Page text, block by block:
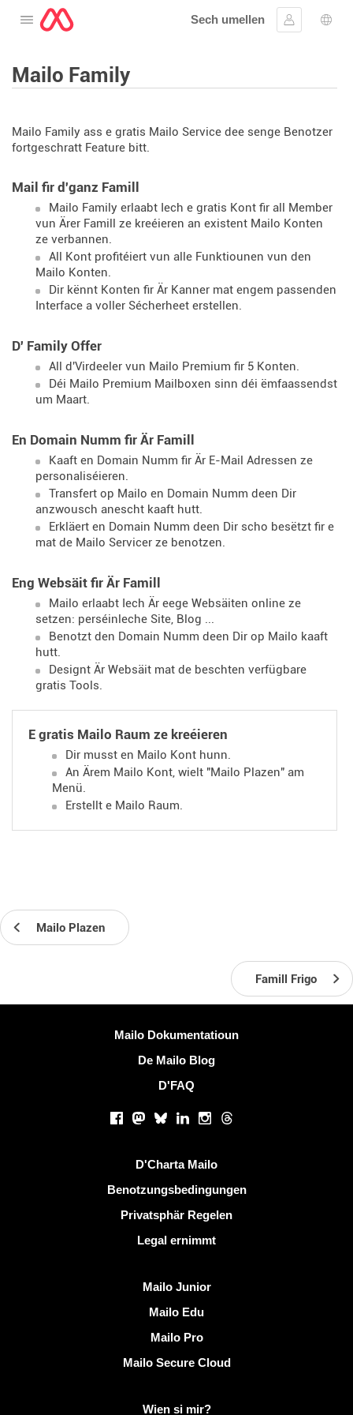
Oppen de Menü
Sech umellen
Umellen
Mailo Family
Mailo Family ass e gratis Mailo Service dee senge Benotzer
fortgeschratt Feature bitt.
Mail fir d'ganz Famill
Mailo Family erlaabt Iech e gratis Kont fir all Member
vun Ärer Famill ze kreéieren an existent Mailo Konten
ze verbannen.
All Kont profitéiert vun alle Funktiounen vun den
Mailo Konten.
Dir kënnt Konten fir Är Kanner mat engem passenden
Interface a voller Sécherheet erstellen.
D' Family Offer
All d'Virdeeler vun Mailo Premium fir 5 Konten.
Déi Mailo Premium Mailboxen sinn déi ëmfaassendst
um Maart.
En Domain Numm fir Är Famill
Kaaft en Domain Numm fir Är E-Mail Adressen ze
personaliséieren.
Transfert op Mailo en Domain Numm deen Dir
anzwousch anescht kaaft hutt.
Erkläert en Domain Numm deen Dir scho besëtzt fir e
mat de Mailo Servicer ze benotzen.
Eng Websäit fir Är Famill
Mailo erlaabt Iech Är eege Websäiten online ze
setzen: perséinleche Site, Blog ...
Benotzt den Domain Numm deen Dir op Mailo kaaft
hutt.
Designt Är Websäit mat de beschten verfügbare
gratis Tools.
E gratis Mailo Raum ze kreéieren
Dir musst en Mailo Kont hunn.
An Ärem Mailo Kont, wielt "Mailo Plazen" am
Menü.
Erstellt e Mailo Raum.
Mailo Plazen
Famill Frigo
Méi InformatiounenMailo Dokumentatioun
De Mailo Blog
D'FAQ
Facebook
Mastodon
BlueskyLinkedInInstagram
Threads
D'Charta Mailo
Benotzungsbedingungen
Privatsphär Regelen
Legal ernimmt
Mailo Junior
Mailo Edu
Mailo Pro
Mailo Secure Cloud
Wien si mir?